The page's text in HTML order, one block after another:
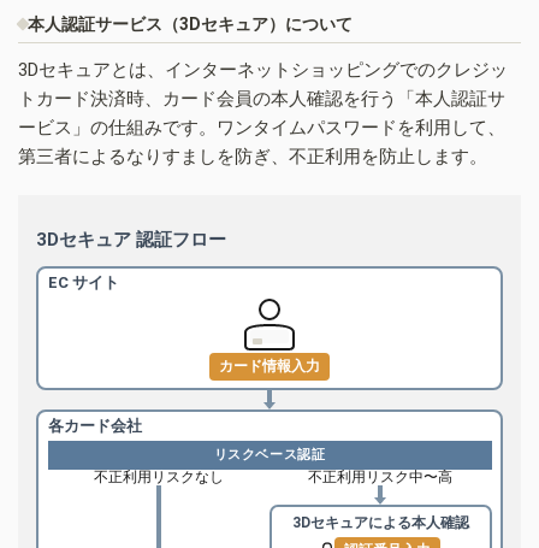
本人認証サービス（3Dセキュア）について
3Dセキュアとは、インターネットショッピングでのクレジッ
トカード決済時、カード会員の本人確認を行う「本人認証サ
ービス」の仕組みです。ワンタイムパスワードを利用して、
第三者によるなりすましを防ぎ、不正利用を防止します。
3Dセキュア 認証フロー
EC サイト
カード情報入力
各カード会社
リスクベース認証
不正利用リスクなし 不正利用リスク中〜高
3Dセキュアによる本人確認